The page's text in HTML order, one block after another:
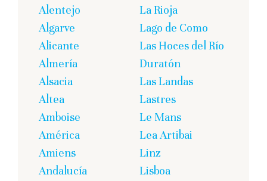
Alentejo
Algarve
Alicante
Almería
Alsacia
Altea
Amboise
América
Amiens
Andalucía
La Rioja
Lago de Como
Las Hoces del Río
Duratón
Las Landas
Lastres
Le Mans
Lea Artibai
Linz
Lisboa